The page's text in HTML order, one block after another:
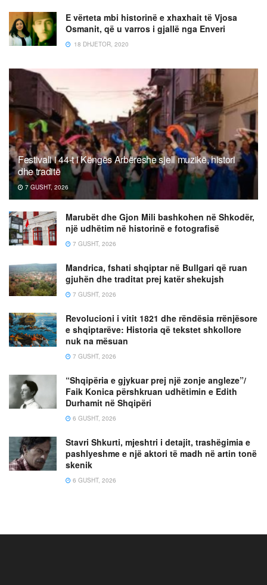
E vërteta mbi historinë e xhaxhait të Vjosa
Osmanit, që u varros i gjallë nga Enveri
18 DHJETOR, 2020
Festivali i 44-t i Këngës Arbëreshe sjell muzikë, histori
dhe traditë
7 GUSHT, 2026
Marubët dhe Gjon Mili bashkohen në Shkodër,
një udhëtim në historinë e fotografisë
7 GUSHT, 2026
Mandrica, fshati shqiptar në Bullgari që ruan
gjuhën dhe traditat prej katër shekujsh
7 GUSHT, 2026
Revolucioni i vitit 1821 dhe rëndësia rrënjësore
e shqiptarëve: Historia që tekstet shkollore
nuk na mësuan
7 GUSHT, 2026
“Shqipëria e gjykuar prej një zonje angleze”/
Faik Konica përshkruan udhëtimin e Edith
Durhamit në Shqipëri
6 GUSHT, 2026
Stavri Shkurti, mjeshtri i detajit, trashëgimia e
pashlyeshme e një aktori të madh në artin tonë
skenik
6 GUSHT, 2026